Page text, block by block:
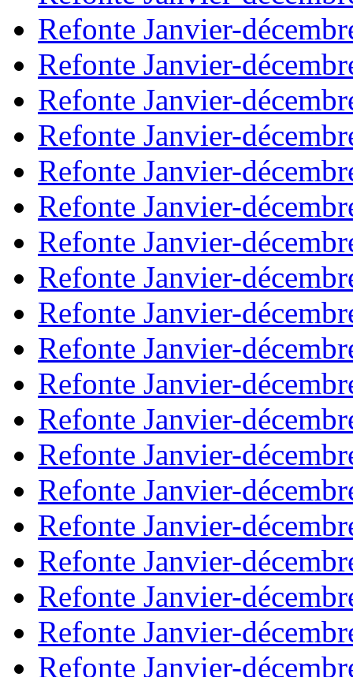
Refonte Janvier-
Refonte Janvier-
Refonte Janvier-
Refonte Janvier-
Refonte Janvier-
Refonte Janvier-
Refonte Janvier-
Refonte Janvier-
Refonte Janvier-
Refonte Janvier-
Refonte Janvier-
Refonte Janvier-
Refonte Janvier-
Refonte Janvier-
Refonte Janvier-
Refonte Janvier-
Refonte Janvier-
Refonte Janvier-
Refonte Janvier-